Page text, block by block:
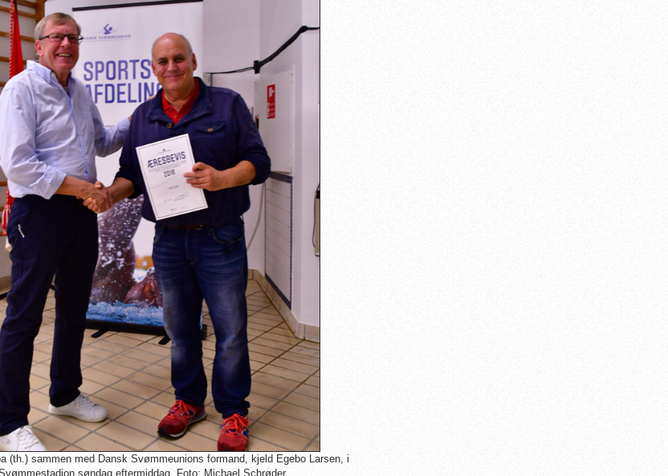
(th.) sammen med Dansk Svømmeunions formand, kjeld Egebo Larsen, i
søndag eftermiddag. Foto: Michael Schrøder.